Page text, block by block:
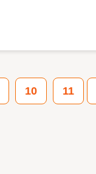
10 11